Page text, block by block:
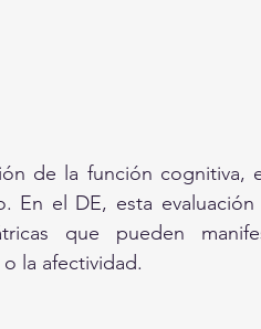
de la función cognitiva,
el DE, esta evaluación
que pueden
la afectividad.